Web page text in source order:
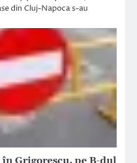
din Cluj-Napoca s-au